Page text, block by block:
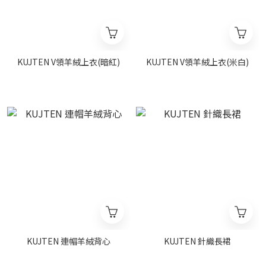
KUJTEN V領羊絨上衣(暗紅) KUJTEN V領羊絨上衣(米白)
KUJTEN 連帽羊絨背心 KUJTEN 針織長裙